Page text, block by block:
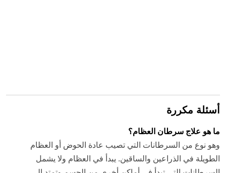
أسئلة مكررة
ما هو علاج سرطان العظام؟
وهو نوع من السرطانات التي تصيب عادة الحوض أو العظام
الطويلة في الذراعين والساقين. يبدأ في العظام ولا يشمل